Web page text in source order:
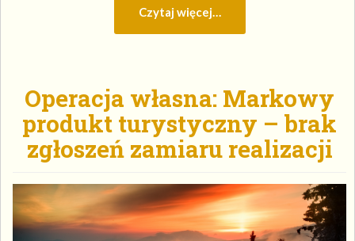
Czytaj więcej…
Operacja własna: Markowy
produkt turystyczny – brak
zgłoszeń zamiaru realizacji